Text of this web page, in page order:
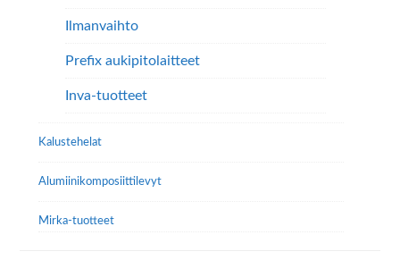
Ilmanvaihto
Prefix aukipitolaitteet
Inva-tuotteet
Kalustehelat
Alumiini­komposiitti­levyt
Mirka-tuotteet